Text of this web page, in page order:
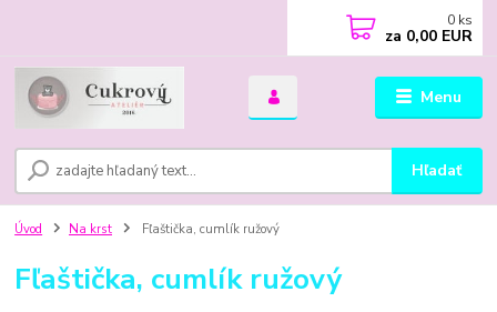
Menu
Hľadať
0 ks
za 0,00 EUR
Úvod Na krst Fľaštička, cumlík ružový
Fľaštička, cumlík ružový